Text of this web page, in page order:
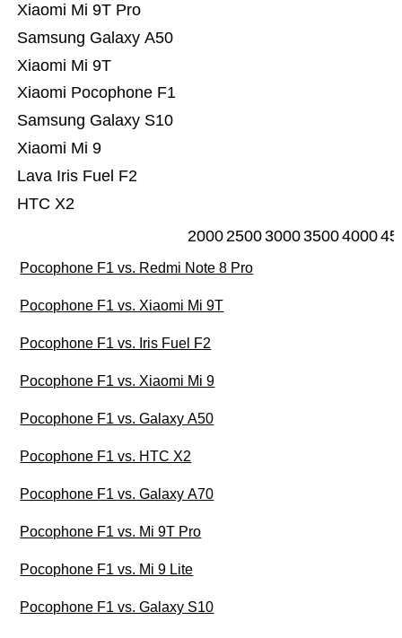
HTC X2
Lava Iris Fuel F2
Xiaomi Mi 9
Samsung Galaxy S10
Xiaomi Pocophone F1
Xiaomi Mi 9T
Samsung Galaxy A50
Xiaomi Mi 9T Pro
20002500300035004000
Pocophone F1 vs. Redmi Note 8 Pro
Pocophone F1 vs. Xiaomi Mi 9T
Pocophone F1 vs. Iris Fuel F2
Pocophone F1 vs. Xiaomi Mi 9
Pocophone F1 vs. Galaxy A50
Pocophone F1 vs. HTC X2
Pocophone F1 vs. Galaxy A70
Pocophone F1 vs. Mi 9T Pro
Pocophone F1 vs. Mi 9 Lite
Pocophone F1 vs. Galaxy S10